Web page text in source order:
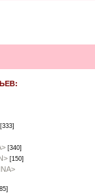
[333]
[340]
[150]